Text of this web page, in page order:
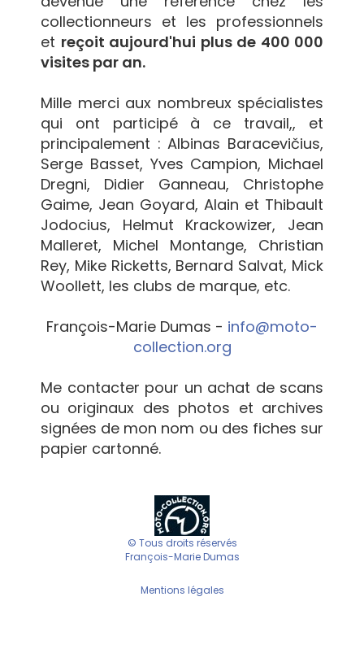
collectionneurs et les professionnels
et reçoit aujourd'hui plus de 400 000
visites par an.
Mille merci aux nombreux spécialistes
qui ont participé à ce travail,, et
principalement : Albinas Baracevičius,
Serge Basset, Yves Campion, Michael
Dregni, Didier Ganneau, Christophe
Gaime, Jean Goyard, Alain et Thibault
Jodocius, Helmut Krackowizer, Jean
Malleret, Michel Montange, Christian
Rey, Mike Ricketts, Bernard Salvat, Mick
Woollett, les clubs de marque, etc.
François-Marie Dumas - info@moto-
collection.org
Me contacter pour un achat de scans
ou originaux des photos et archives
signées de mon nom ou des fiches sur
papier cartonné.
© Tous droits réservés
François-Marie Dumas
Mentions légales